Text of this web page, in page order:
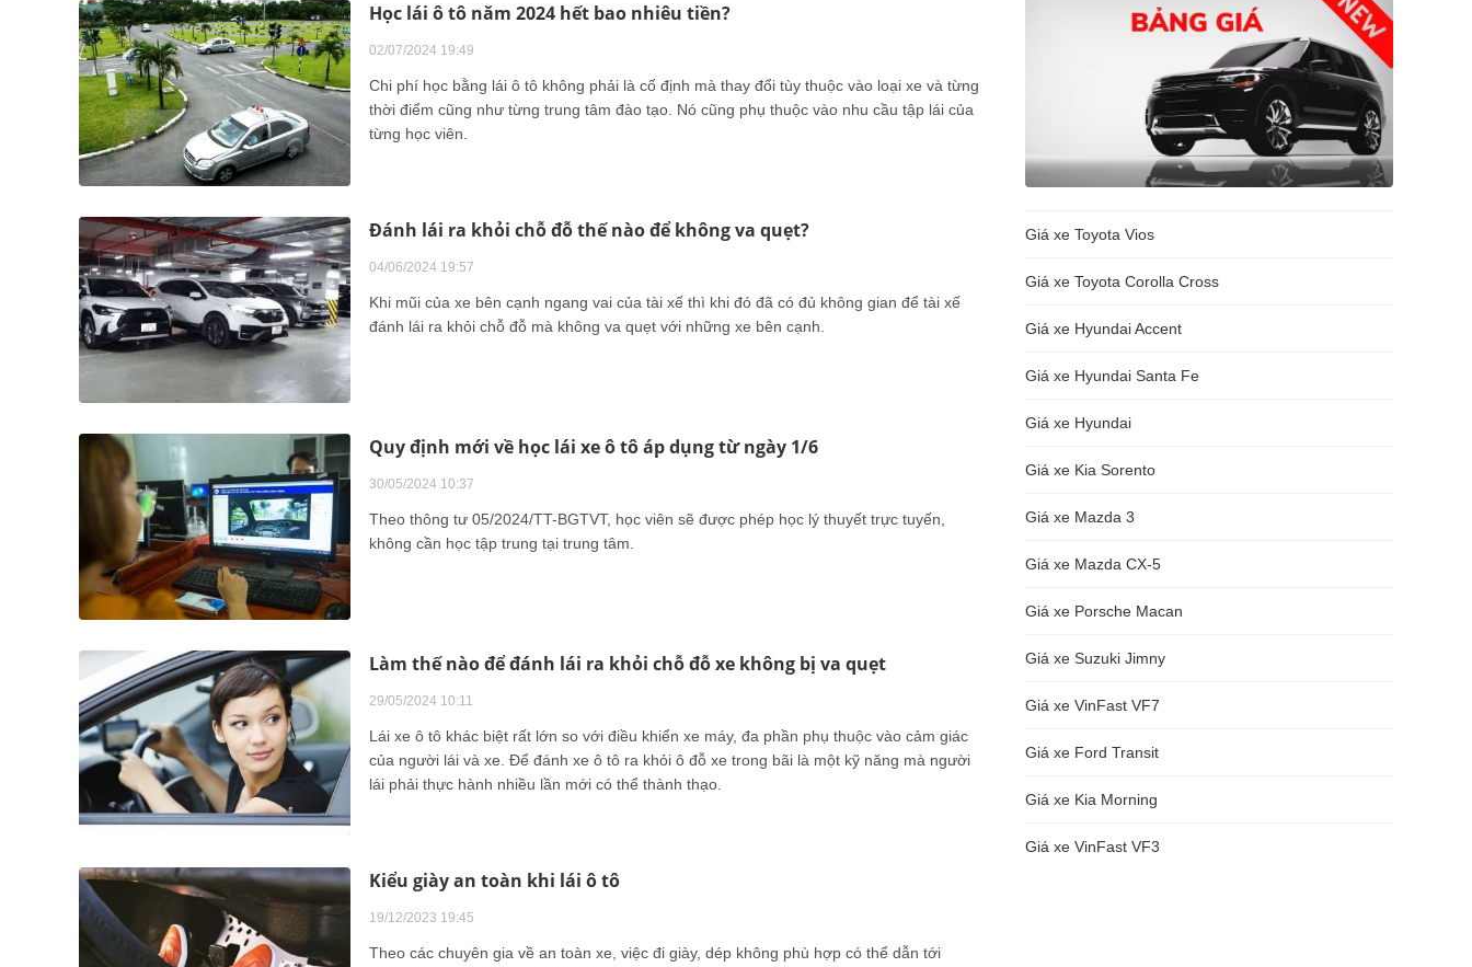
Học lái ô tô năm 2024 hết bao nhiêu tiền?
02/07/2024 19:49
Chi phí học bằng lái ô tô không phải là cố định mà thay đổi tùy thuộc vào loại xe và từng
thời điểm cũng như từng trung tâm đào tạo. Nó cũng phụ thuộc vào nhu cầu tập lái của
từng học viên.
Đánh lái ra khỏi chỗ đỗ thế nào để không va quẹt?
04/06/2024 19:57
Khi mũi của xe bên cạnh ngang vai của tài xế thì khi đó đã có đủ không gian để tài xế
đánh lái ra khỏi chỗ đỗ mà không va quẹt với những xe bên cạnh.
Quy định mới về học lái xe ô tô áp dụng từ ngày 1/6
30/05/2024 10:37
Theo thông tư 05/2024/TT-BGTVT, học viên sẽ được phép học lý thuyết trực tuyến,
không cần học tập trung tại trung tâm.
Làm thế nào để đánh lái ra khỏi chỗ đỗ xe không bị va quẹt
29/05/2024 10:11
Lái xe ô tô khác biệt rất lớn so với điều khiển xe máy, đa phần phụ thuộc vào cảm giác
của người lái và xe. Để đánh xe ô tô ra khỏi ô đỗ xe trong bãi là một kỹ năng mà người
lái phải thực hành nhiều lần mới có thể thành thạo.
Kiểu giày an toàn khi lái ô tô
19/12/2023 19:45
Theo các chuyên gia về an toàn xe, việc đi giày, dép không phù hợp có thể dẫn tới
Giá xe Toyota Vios
Giá xe Toyota Corolla Cross
Giá xe Hyundai Accent
Giá xe Hyundai Santa Fe
Giá xe Hyundai
Giá xe Kia Sorento
Giá xe Mazda 3
Giá xe Mazda CX-5
Giá xe Porsche Macan
Giá xe Suzuki Jimny
Giá xe VinFast VF7
Giá xe Ford Transit
Giá xe Kia Morning
Giá xe VinFast VF3